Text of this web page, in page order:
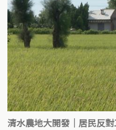
清水農地大開發｜居民反